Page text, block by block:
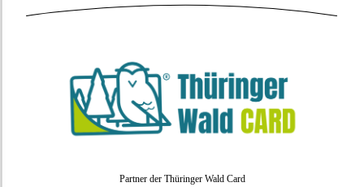
Partner der Thüringer Wald Card